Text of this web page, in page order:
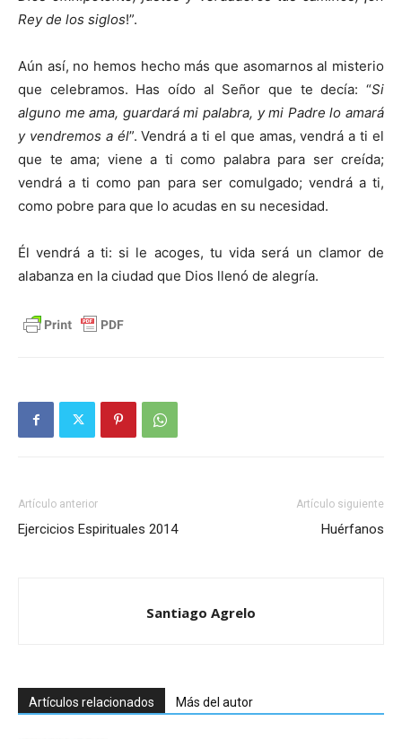
Rey de los siglos!”.
Aún así, no hemos hecho más que asomarnos al misterio
que celebramos. Has oído al Señor que te decía: “Si
alguno me ama, guardará mi palabra, y mi Padre lo amará
y vendremos a él”. Vendrá a ti el que amas, vendrá a ti el
que te ama; viene a ti como palabra para ser creída;
vendrá a ti como pan para ser comulgado; vendrá a ti,
como pobre para que lo acudas en su necesidad.
Él vendrá a ti: si le acoges, tu vida será un clamor de
alabanza en la ciudad que Dios llenó de alegría.
Artículo anterior
Ejercicios Espirituales 2014
Artículo siguiente
Huérfanos
Santiago Agrelo
Artículos relacionados Más del autor